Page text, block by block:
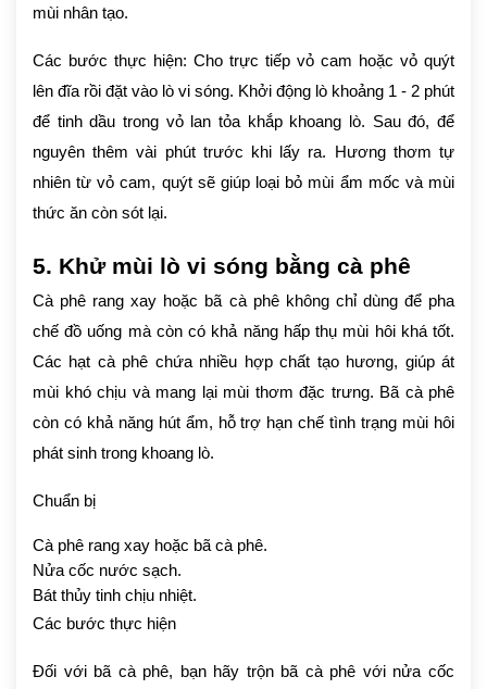
mùi nhân tạo.
Các bước thực hiện: Cho trực tiếp vỏ cam hoặc vỏ quýt
lên đĩa rồi đặt vào lò vi sóng. Khởi động lò khoảng 1 - 2 phút
để tinh dầu trong vỏ lan tỏa khắp khoang lò. Sau đó, để
nguyên thêm vài phút trước khi lấy ra. Hương thơm tự
nhiên từ vỏ cam, quýt sẽ giúp loại bỏ mùi ẩm mốc và mùi
thức ăn còn sót lại.
5. Khử mùi lò vi sóng bằng cà phê
Cà phê rang xay hoặc bã cà phê không chỉ dùng để pha
chế đồ uống mà còn có khả năng hấp thụ mùi hôi khá tốt.
Các hạt cà phê chứa nhiều hợp chất tạo hương, giúp át
mùi khó chịu và mang lại mùi thơm đặc trưng. Bã cà phê
còn có khả năng hút ẩm, hỗ trợ hạn chế tình trạng mùi hôi
phát sinh trong khoang lò.
Chuẩn bị
Cà phê rang xay hoặc bã cà phê.
Nửa cốc nước sạch.
Bát thủy tinh chịu nhiệt.
Các bước thực hiện
Đối với bã cà phê, bạn hãy trộn bã cà phê với nửa cốc